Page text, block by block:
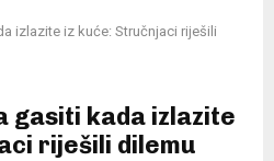
izlazite iz kuće: Stručnjaci riješili
gasiti kada izlazite
riješili dilemu